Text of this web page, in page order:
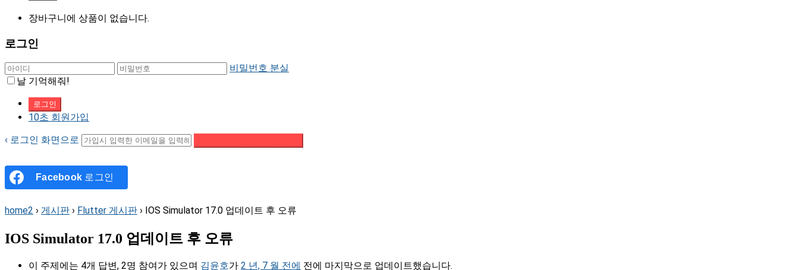
장바구니에 상품이 없습니다.
로그인
비밀번호 분실
날 기억해줘!
10초 회원가입
‹ 로그인 화면으로
Facebook 로그인
home2 › 게시판 › Flutter 게시판 › IOS Simulator 17.0 업데이트 후 오류
IOS Simulator 17.0 업데이트 후 오류
이 주제에는 4개 답변, 2명 참여가 있으며 김윤호가 2 년, 7 월 전에 전에 마지막으로 업데이트했습니다.